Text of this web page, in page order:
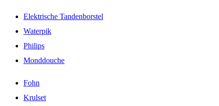
Elektrische Tandenborstel
Waterpik
Philips
Monddouche
Fohn
Krulset